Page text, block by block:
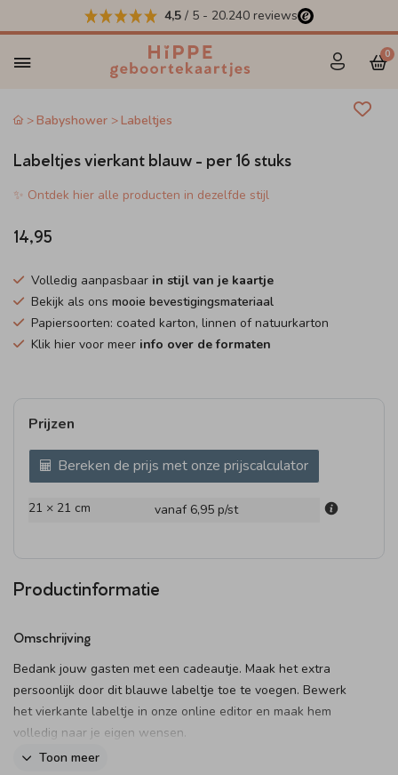
4,5 / 5 - 20.240 reviews
0
Babyshower Labeltjes
Labeltjes vierkant blauw - per 16 stuks
✨ Ontdek hier alle producten in dezelfde stijl
14,95
Volledig aanpasbaar in stijl van je kaartje
Bekijk als ons mooie bevestigingsmateriaal
Papiersoorten: coated karton, linnen of natuurkarton
Klik hier voor meer info over de formaten
Prijzen
Bereken de prijs met onze prijscalculator
21 × 21 cm vanaf 6,95 p/st
Productinformatie
Omschrijving
Bedank jouw gasten met een cadeautje. Maak het extra
persoonlijk door dit blauwe labeltje toe te voegen. Bewerk
het vierkante labeltje in onze online editor en maak hem
volledig naar je eigen wensen.
Toon meer